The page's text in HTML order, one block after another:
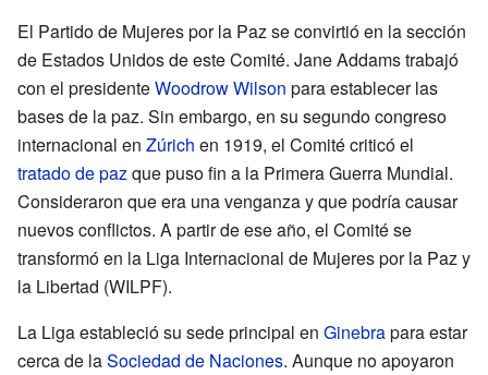
El Partido de Mujeres por la Paz se convirtió en la sección
de Estados Unidos de este Comité. Jane Addams trabajó
con el presidenteWoodrow Wilson para establecer las
bases de la paz. Sin embargo, en su segundo congreso
internacional en Zúrich en 1919, el Comité criticó el
tratado de pazque puso fin a la Primera Guerra Mundial.
Consideraron que era una venganza y que podría causar
nuevos conflictos. A partir de ese año, el Comité se
transformó en la Liga Internacional de Mujeres por la Paz y
la Libertad (WILPF).
La Liga estableció su sede principal en Ginebrapara estar
cerca de laSociedad de Naciones. Aunque no apoyaron